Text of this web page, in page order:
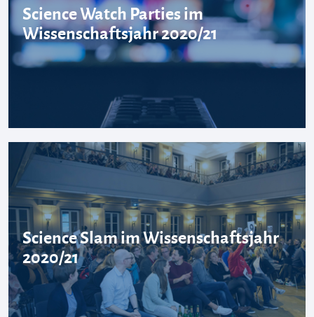
Science Watch Parties im
Wissenschaftsjahr 2020/21
Science Slam im Wissenschaftsjahr
2020/21